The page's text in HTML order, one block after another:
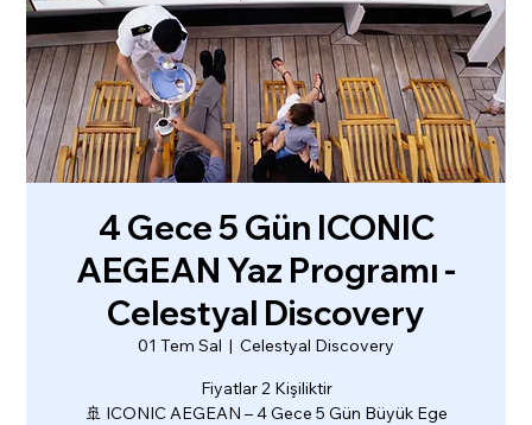
4 Gece 5 Gün ICONIC
AEGEAN Yaz Programı -
Celestyal Discovery
01 Tem Sal
  |
Celestyal Discovery
Fiyatlar 2 Kişiliktir
🚢 ICONIC AEGEAN – 4 Gece 5 Gün Büyük Ege